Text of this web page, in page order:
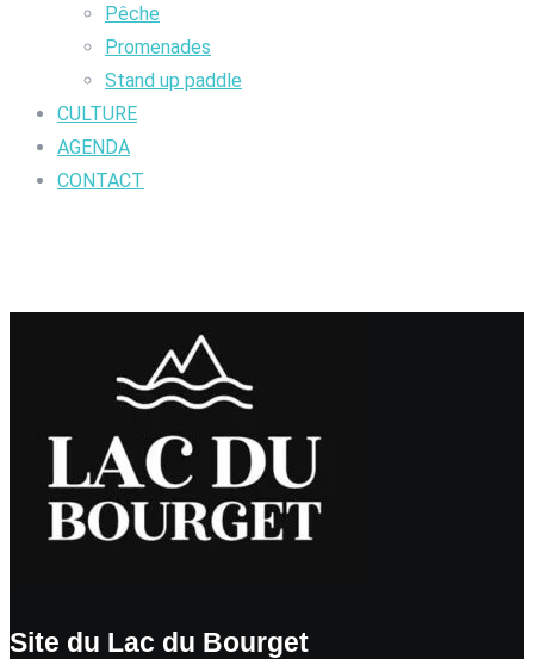
Pêche
Promenades
Stand up paddle
CULTURE
AGENDA
CONTACT
Site du Lac du Bourget